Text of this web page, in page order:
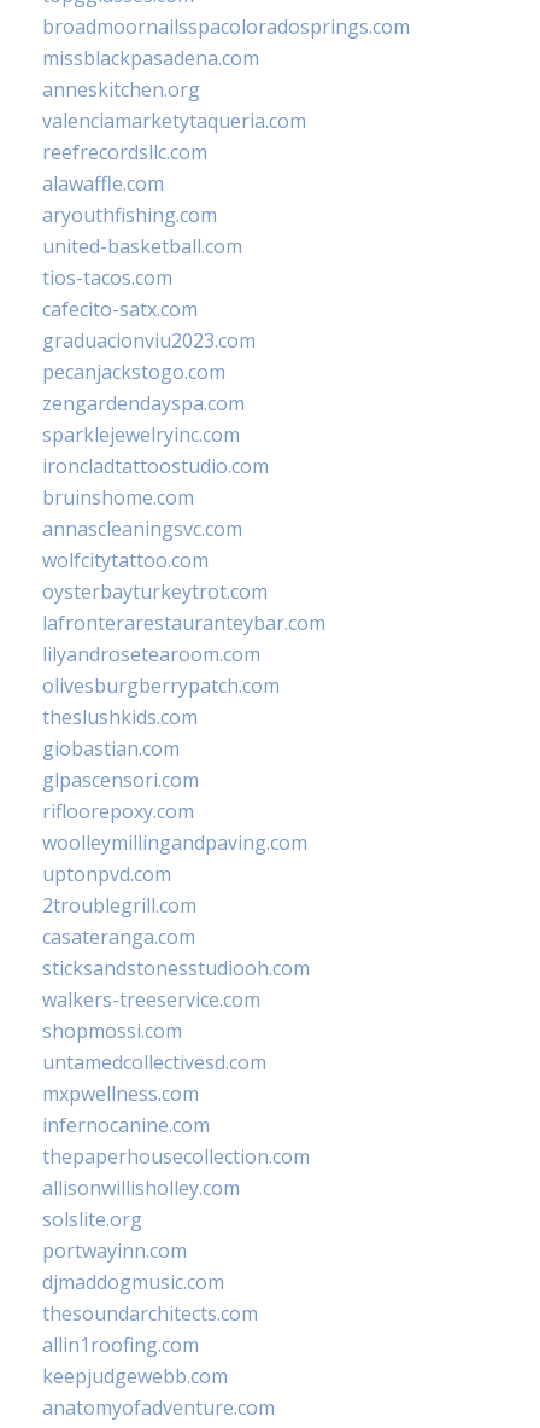
broadmoornailsspacoloradosprings.com
missblackpasadena.com
anneskitchen.org
valenciamarketytaqueria.com
reefrecordsllc.com
alawaffle.com
aryouthfishing.com
united-basketball.com
tios-tacos.com
cafecito-satx.com
graduacionviu2023.com
pecanjackstogo.com
zengardendayspa.com
sparklejewelryinc.com
ironcladtattoostudio.com
bruinshome.com
annascleaningsvc.com
wolfcitytattoo.com
oysterbayturkeytrot.com
lafronterarestauranteybar.com
lilyandrosetearoom.com
olivesburgberrypatch.com
theslushkids.com
giobastian.com
glpascensori.com
rifloorepoxy.com
woolleymillingandpaving.com
uptonpvd.com
2troublegrill.com
casateranga.com
sticksandstonesstudiooh.com
walkers-treeservice.com
shopmossi.com
untamedcollectivesd.com
mxpwellness.com
infernocanine.com
thepaperhousecollection.com
allisonwillisholley.com
solslite.org
portwayinn.com
djmaddogmusic.com
thesoundarchitects.com
allin1roofing.com
keepjudgewebb.com
anatomyofadventure.com